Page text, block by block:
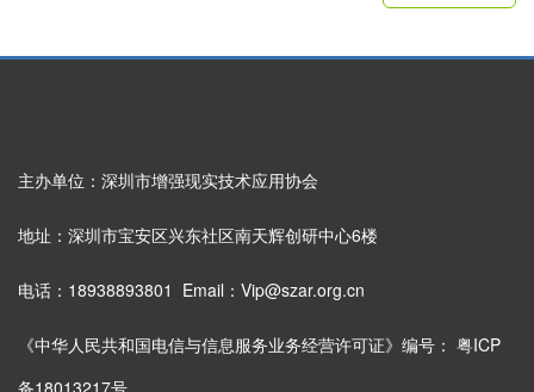
主办单位：深圳市增强现实技术应用协会
地址：深圳市宝安区兴东社区南天辉创研中心6楼
电话：18938893801 Email：Vip@szar.org.cn
《中华人民共和国电信与信息服务业务经营许可证》编号： 粤ICP